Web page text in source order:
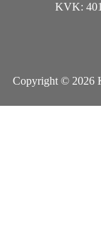
KVK:
Copyright © 2026